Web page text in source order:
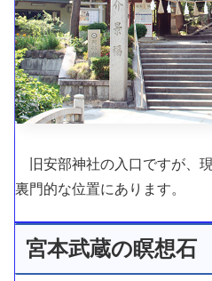
旧安部神社の入口ですが、
裏門的な位置にあります。
宮本武蔵の瞑想石